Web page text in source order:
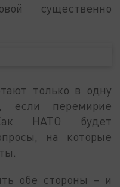
существенно
только в одну
если перемирие
НАТО будет
на которые
обе стороны – и